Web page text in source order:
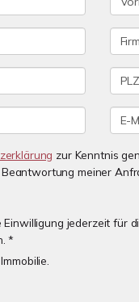
zur Kenntnis
meiner
Einwilligung jederzeit für
*